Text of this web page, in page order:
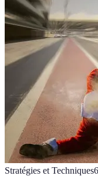
Stratégies et Techniques6